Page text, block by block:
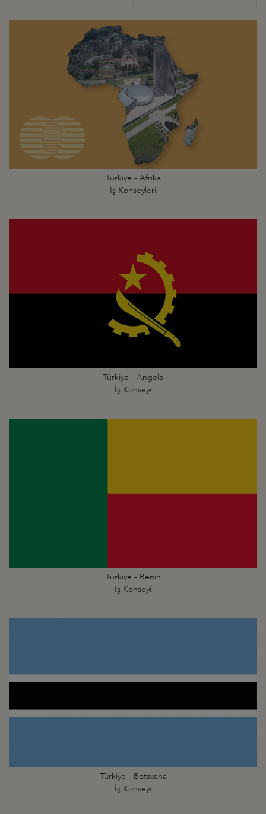
Türkiye - Afrika
İş Konseyleri
Türkiye - Angola
İş Konseyi
Türkiye - Benin
İş Konseyi
Türkiye - Botsvana
İş Konseyi